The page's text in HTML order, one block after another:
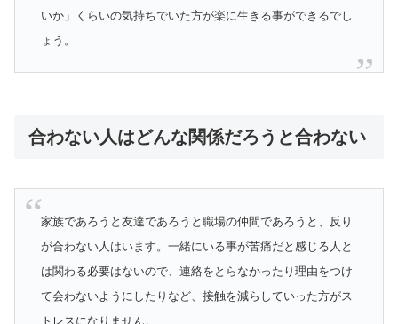
いか」くらいの気持ちでいた方が楽に生きる事ができるでし
ょう。
合わない人はどんな関係だろうと合わない
家族であろうと友達であろうと職場の仲間であろうと、反り
が合わない人はいます。一緒にいる事が苦痛だと感じる人と
は関わる必要はないので、連絡をとらなかったり理由をつけ
て会わないようにしたりなど、接触を減らしていった方がス
トレスになりません。